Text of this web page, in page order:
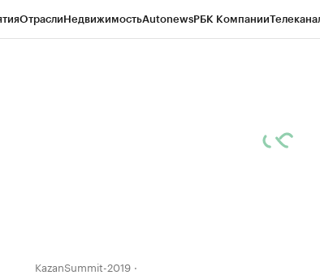
ОтраслиНедвижимостьAutonewsРБК Компании
KazanSummit-2019